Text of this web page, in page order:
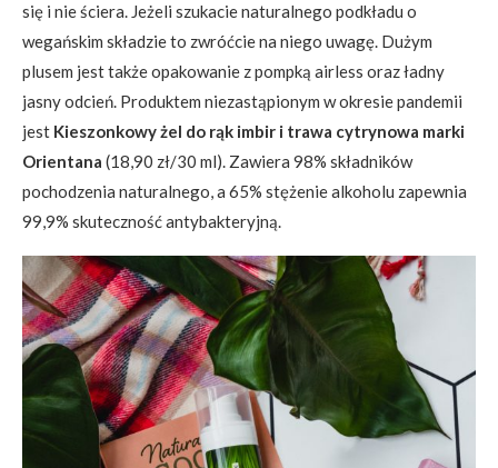
się i nie ściera. Jeżeli szukacie naturalnego podkładu o
wegańskim składzie to zwróćcie na niego uwagę. Dużym
plusem jest także opakowanie z pompką airless oraz ładny
jasny odcień. Produktem niezastąpionym w okresie pandemii
jest Kieszonkowy żel do rąk imbir i trawa cytrynowa marki
Orientana (18,90 zł/30 ml). Zawiera 98% składników
pochodzenia naturalnego, a 65% stężenie alkoholu zapewnia
99,9% skuteczność antybakteryjną.